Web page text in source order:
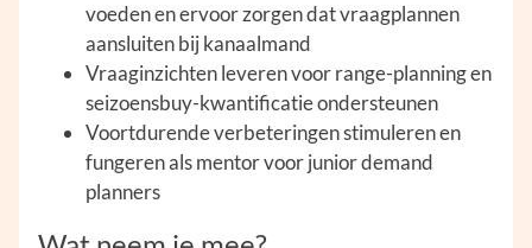
voeden en ervoor zorgen dat vraagplannen
aansluiten bij kanaalmand
Vraaginzichten leveren voor range-planning en
seizoensbuy-kwantificatie ondersteunen
Voortdurende verbeteringen stimuleren en
fungeren als mentor voor junior demand
planners